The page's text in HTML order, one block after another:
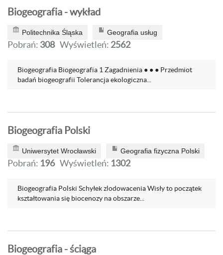
Biogeografia - wykład
Politechnika Śląska Geografia usług
Pobrań: 308 Wyświetleń: 2562
Biogeografia Biogeografia 1 Zagadnienia ● ● ● Przedmiot
badań biogeografii Tolerancja ekologiczna...
Biogeografia Polski
Uniwersytet Wrocławski Geografia fizyczna Polski
Pobrań: 196 Wyświetleń: 1302
Biogeografia Polski Schyłek zlodowacenia Wisły to początek
kształtowania się biocenozy na obszarze...
Biogeografia - ściąga